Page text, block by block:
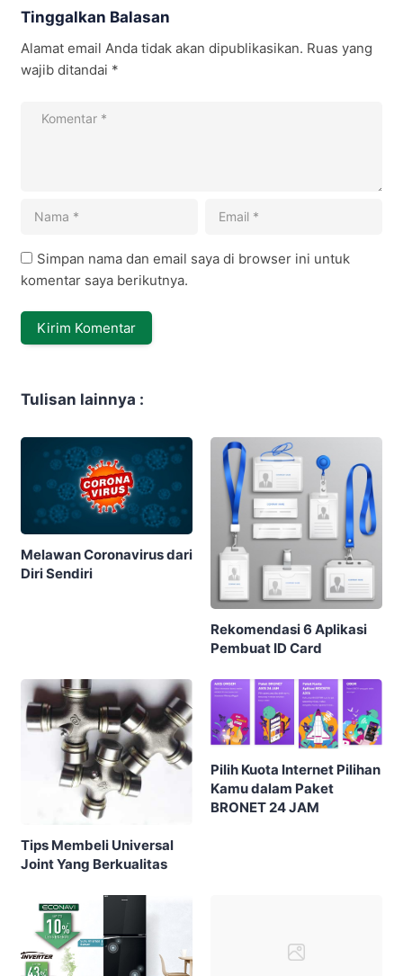
Tinggalkan Balasan
Alamat email Anda tidak akan dipublikasikan. Ruas yang
wajib ditandai *
Simpan nama dan email saya di browser ini untuk
komentar saya berikutnya.
Tulisan lainnya :
Melawan Coronavirus dari
Diri Sendiri
Rekomendasi 6 Aplikasi
Pembuat ID Card
Tips Membeli Universal
Joint Yang Berkualitas
Pilih Kuota Internet Pilihan
Kamu dalam Paket
BRONET 24 JAM